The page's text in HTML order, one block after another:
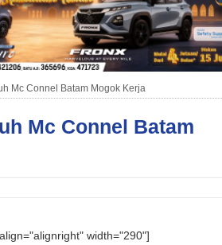
Mc Connel Batam Mogok Kerja
Mc Connel Batam
width="290"]